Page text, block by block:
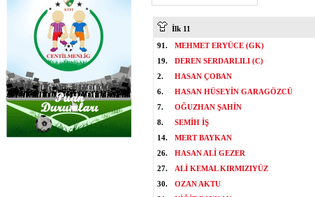
İlk 11
91.
MEHMET ERYÜCE (GK)
19.
DEREN SERDARLILI (C)
2.
HASAN ÇOBAN
6.
HASAN HÜSEYİN GARAGÖZCÜ
7.
OĞUZHAN ŞAHİN
8.
SEMİH İŞ
14.
MERT BAYKAN
26.
HASAN ALİ GEZER
27.
ALİ KEMAL KIRMIZIYÜZ
30.
OZAN AKTU